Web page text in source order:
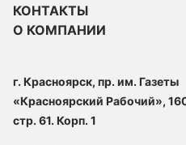
КОНТАКТЫ
О КОМПАНИИ
г. Красноярск, пр. им. Газеты
«Красноярский Рабочий»,
стр. 61. Корп. 1